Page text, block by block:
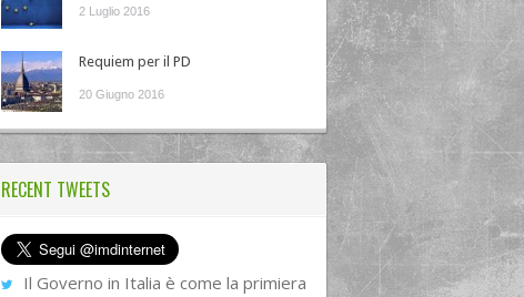
2 Luglio 2016
Requiem per il PD
20 Giugno 2016
RECENT TWEETS
Il Governo in Italia è come la primiera